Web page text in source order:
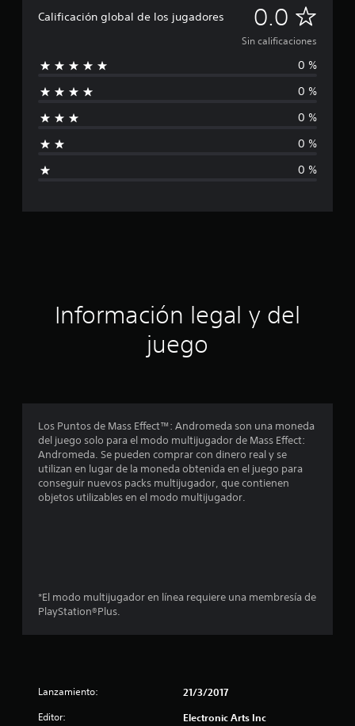
Calificación global de los jugadores 0.0 S
i
n
c
a
f
a
o
n
s
Sin calificaciones
0 %
0 %
0 %
0 %
0 %
Información legal y del
juego
Los Puntos de Mass Effect™: Andromeda son una moneda
del juego solo para el modo multijugador de Mass Effect:
Andromeda. Se pueden comprar con dinero real y se
utilizan en lugar de la moneda obtenida en el juego para
conseguir nuevos packs multijugador, que contienen
objetos utilizables en el modo multijugador.
*El modo multijugador en línea requiere una membresía de
PlayStation®Plus.
Lanzamiento: 21/3/2017
Editor: Electronic Arts Inc